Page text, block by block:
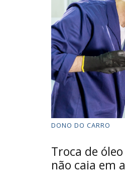
DONO DO CARRO
Troca de
não caia em